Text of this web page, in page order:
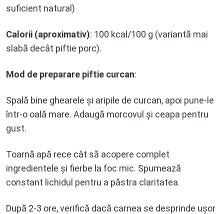
suficient natural)
Calorii (aproximativ): 100 kcal/100 g (variantă mai
slabă decât piftie porc).
Mod de preparare piftie curcan:
Spală bine ghearele și aripile de curcan, apoi pune-le
într-o oală mare. Adaugă morcovul și ceapa pentru
gust.
Toarnă apă rece cât să acopere complet
ingredientele și fierbe la foc mic. Spumează
constant lichidul pentru a păstra claritatea.
După 2-3 ore, verifică dacă carnea se desprinde ușor